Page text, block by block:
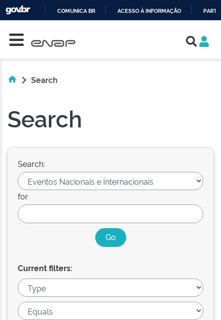
COMUNICA BR ACESSO À INFORMAÇÃO
Search
Search
Search:
for
Current filters: